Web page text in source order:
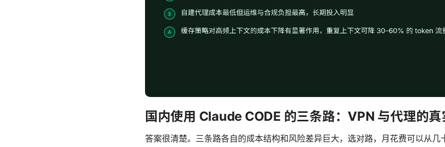
国内使用 Claude CODE 的三条路：VPN 与代理的
答案很清楚。三条路各自的成本结构和风险差异巨大，选对路，月花费可以从几